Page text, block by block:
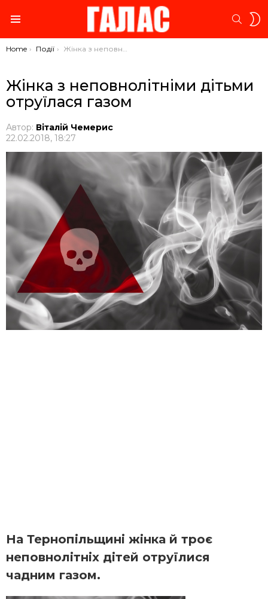
You are here:
Home Події Жінка з неповнолітніми дітьми отруїлася газом
Жінка з неповнолітніми дітьми
отруїлася газом
Автор: Віталій Чемерис
22.02.2018, 18:27
На Тернопільщині жінка й троє
неповнолітніх дітей отруїлися
чадним газом.